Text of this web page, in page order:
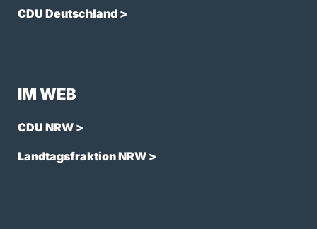
CDU Deutschland >
IM WEB
CDU NRW >
Landtagsfraktion NRW >